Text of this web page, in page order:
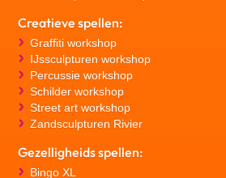
Creatieve spellen:
Graffiti workshop
IJssculpturen workshop
Percussie workshop
Schilder workshop
Street art workshop
Zandsculpturen Rivier
Gezelligheids spellen:
Bingo XL